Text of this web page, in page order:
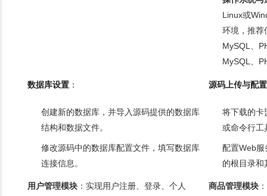
Linux或
环境，推荐
MySQL、
MySQL、
数据库设置 ：
创建新的数据库，并导入源码提供的数据库
结构和数据文件。
修改源码中的数据库配置文件，填写数据库
连接信息。
源码上传与配置
将下载的卡
或命令行工
配置Web服
的根目录和
用户管理模块 ：实现用户注册、登录、个人
商品管理模块